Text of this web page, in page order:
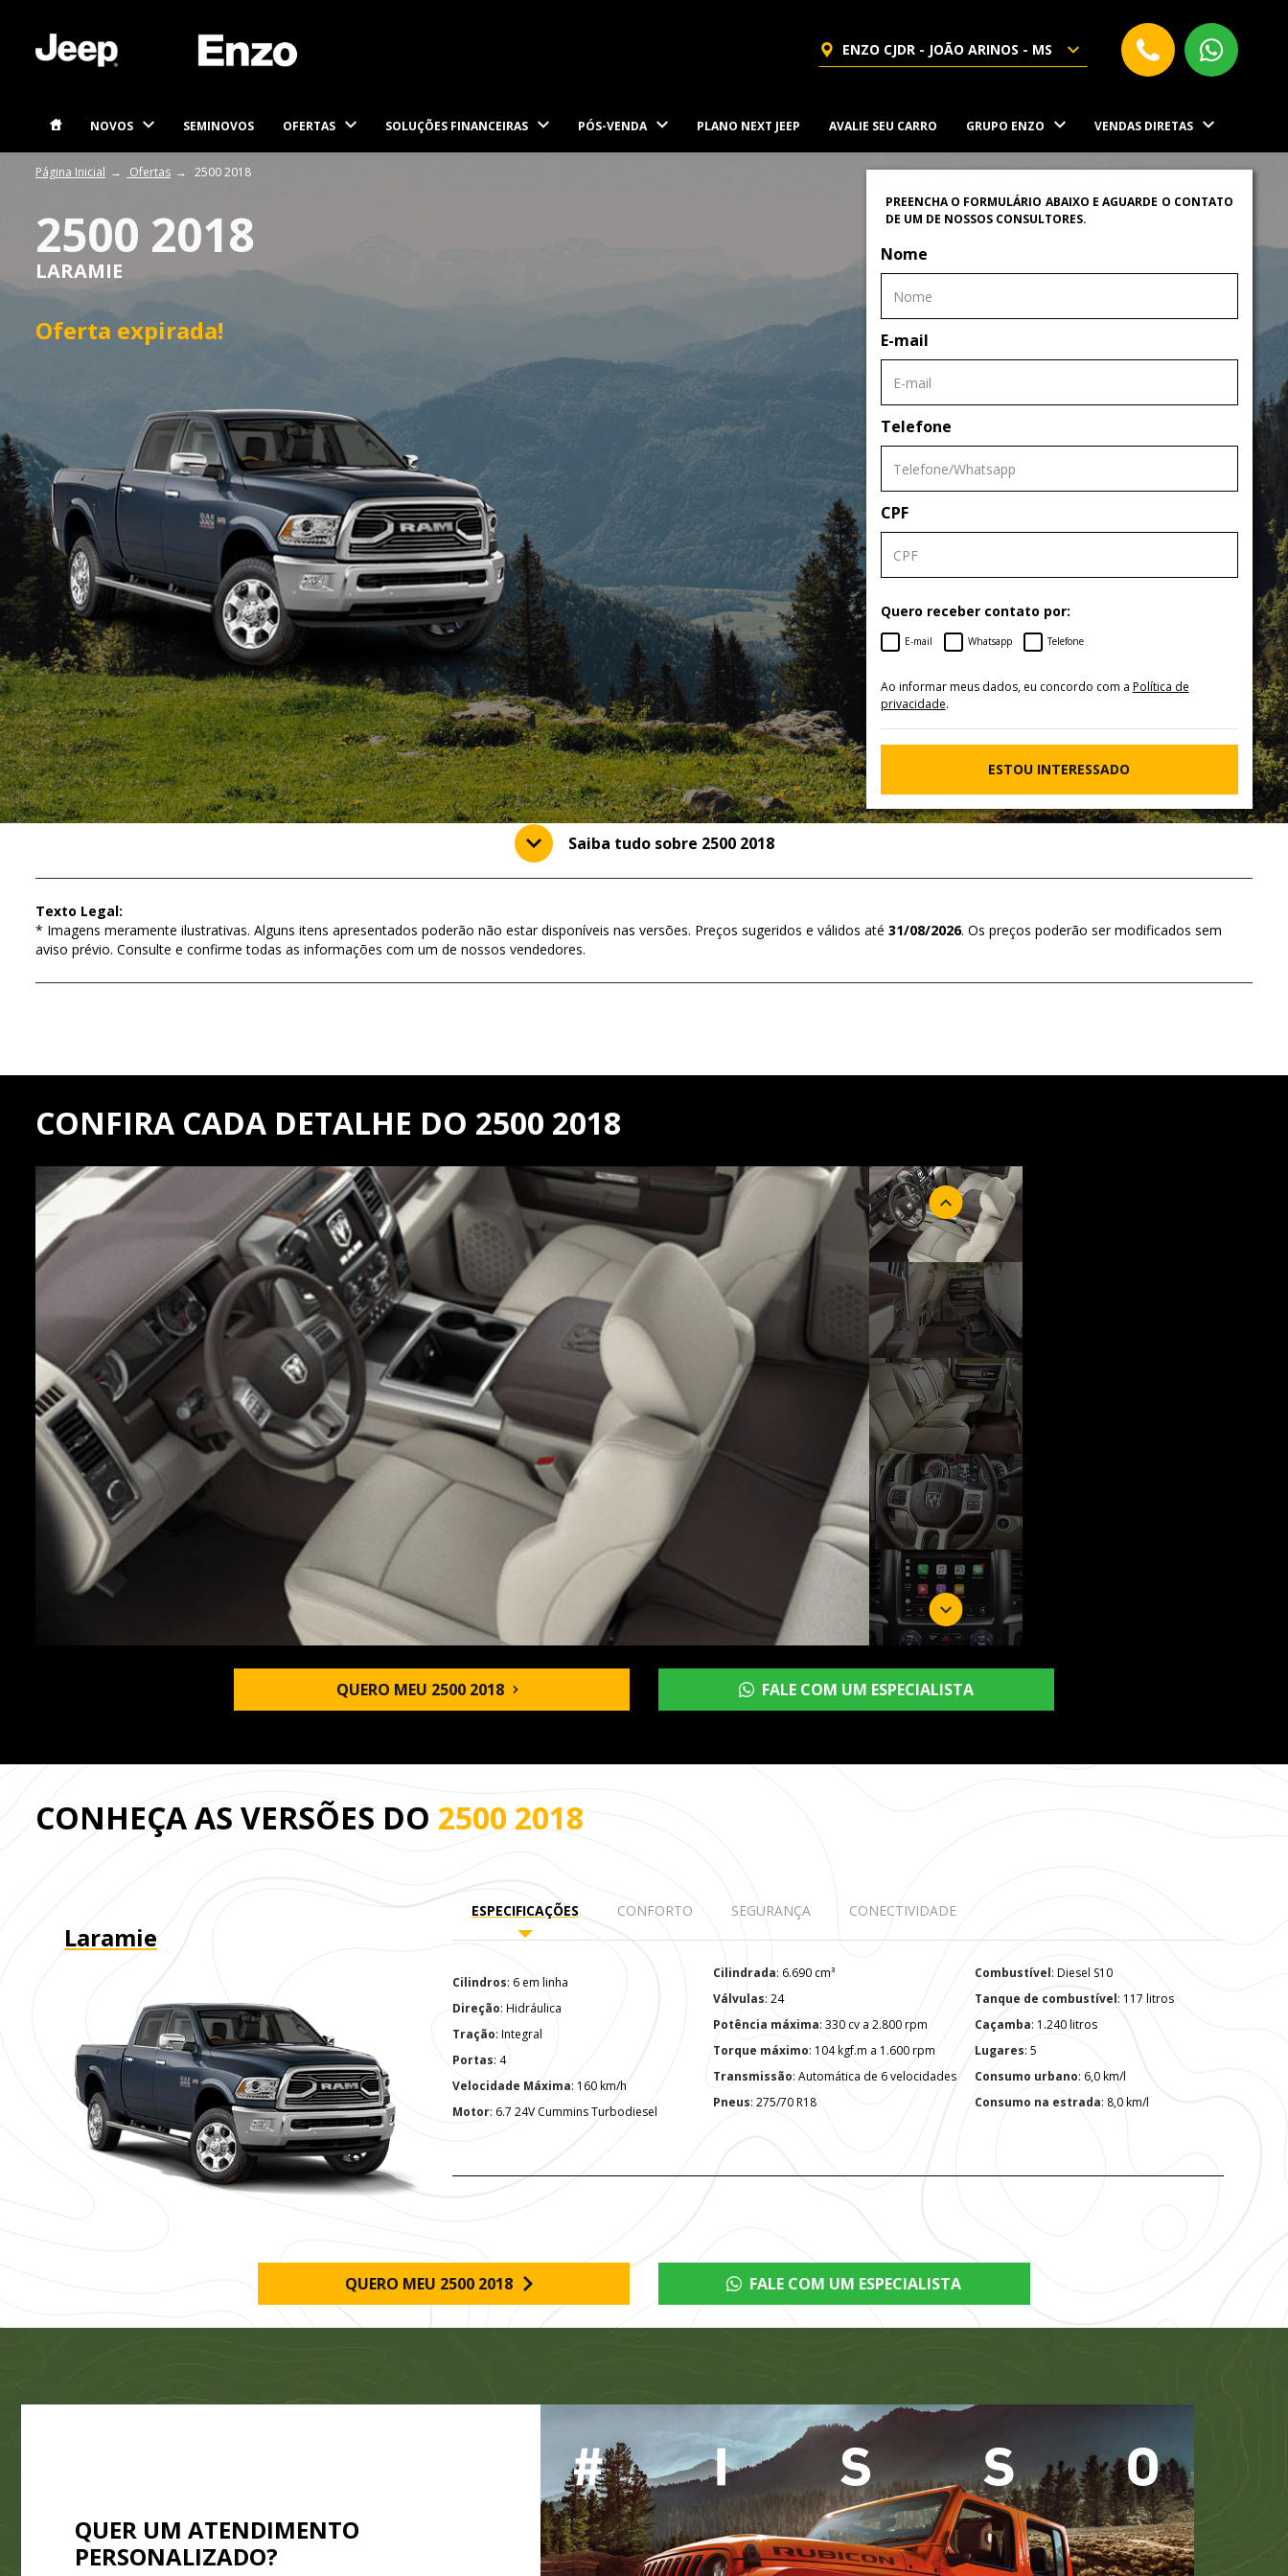
ENZO CJDR - JOÃO ARINOS - MS
NOVOS SEMINOVOS OFERTAS SOLUÇÕES FINANCEIRAS PÓS-VENDA PLANO NEXT JEEP AVALIE SEU CARRO GRUPO ENZO VENDAS DIRETAS
Página Inicial Ofertas 2500 2018
2500 2018
LARAMIE
Oferta expirada!
PREENCHA O FORMULÁRIO ABAIXO E AGUARDE O CONTATO
DE UM DE NOSSOS CONSULTORES.
Nome
E-mail
Telefone
CPF
Quero receber contato por:
E-mail Whatsapp Telefone
Ao informar meus dados, eu concordo com a Política de
privacidade.
ESTOU INTERESSADO
Saiba tudo sobre 2500 2018
Texto Legal:
* Imagens meramente ilustrativas. Alguns itens apresentados poderão não estar disponíveis nas versões. Preços sugeridos e válidos até 31/08/2026. Os preços poderão ser modificados sem
aviso prévio. Consulte e confirme todas as informações com um de nossos vendedores.
CONFIRA CADA DETALHE DO 2500 2018
QUERO MEU 2500 2018 FALE COM UM ESPECIALISTA
CONHEÇA AS VERSÕES DO 2500 2018
Laramie
ESPECIFICAÇÕES CONFORTO SEGURANÇA CONECTIVIDADE
Cilindros : 6 em linha
Direção : Hidráulica
Tração : Integral
Portas : 4
Velocidade Máxima : 160 km/h
Motor : 6.7 24V Cummins Turbodiesel
Cilindrada : 6.690 cm³
Válvulas : 24
Potência máxima : 330 cv a 2.800 rpm
Torque máximo : 104 kgf.m a 1.600 rpm
Transmissão : Automática de 6 velocidades
Pneus : 275/70 R18
Combustível : Diesel S10
Tanque de combustível : 117 litros
Caçamba : 1.240 litros
Lugares : 5
Consumo urbano : 6,0 km/l
Consumo na estrada : 8,0 km/l
QUERO MEU 2500 2018 FALE COM UM ESPECIALISTA
QUER UM ATENDIMENTO
PERSONALIZADO?